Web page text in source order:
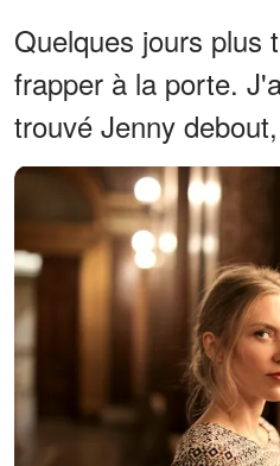
Quelques jours plus
frapper à la porte.
trouvé Jenny